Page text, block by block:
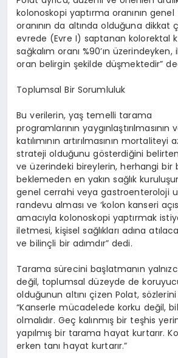
kolonoskopi yaptırma oranının genel
oranının da altında olduğuna dikkat
evrede (Evre I) saptanan kolorektal
sağkalım oranı %90’ın
oran belirgin şekilde düşmektedir”
Toplumsal Bir Sorumluluk
Bu verilerin, yaş temelli tarama
programlarının
katılımının artırılmasının
strateji olduğunu gösterdiğini
ve üzerindeki bireylerin, herhangi bir
beklemeden en yakın sağlık
genel cerrahi veya gastroenteroloji
randevu alması ve ‘kolon kanseri
amacıyla kolonoskopi yaptırmak
iletmesi, kişisel sağlıkları adına
ve bilinçli bir adımdır” dedi.
Tarama sürecini başlatmanın
değil, toplumsal düzeyde de
olduğunun altını çizen Polat,
“Kanserle mücadelede korku değil,
olmalıdır. Geç kalınmış bir teşhis
yapılmış bir tarama hayat kurtarır.
erken tanı hayat kurtarır.”